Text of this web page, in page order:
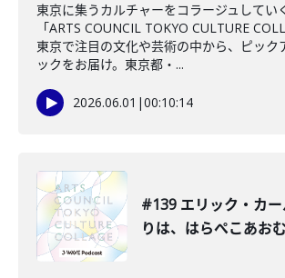
東京に集うカルチャーをコラージュしてい
「ARTS COUNCIL TOKYO CULTURE
東京で注目の文化や芸術の中から、ピック
ックをお届け。東京都・...
2026.06.01 |00:10:14
#139 エリック・カ
りは、はらぺこあお